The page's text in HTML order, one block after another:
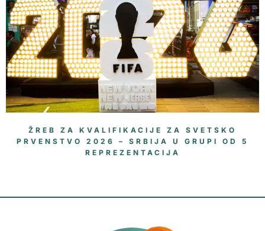
ŽREB ZA KVALIFIKACIJE ZA SVETSKO
PRVENSTVO 2026 – SRBIJA U GRUPI OD 5
REPREZENTACIJA